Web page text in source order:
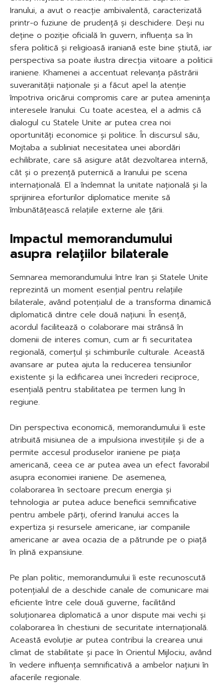
Iranului, a avut o reacție ambivalentă, caracterizată
printr-o fuziune de prudență și deschidere. Deși nu
deține o poziție oficială în guvern, influența sa în
sfera politică și religioasă iraniană este bine știută, iar
perspectiva sa poate ilustra direcția viitoare a politicii
iraniene. Khamenei a accentuat relevanța păstrării
suveranității naționale și a făcut apel la atenție
împotriva oricărui compromis care ar putea amenința
interesele Iranului. Cu toate acestea, el a admis că
dialogul cu Statele Unite ar putea crea noi
oportunități economice și politice. În discursul său,
Mojtaba a subliniat necesitatea unei abordări
echilibrate, care să asigure atât dezvoltarea internă,
cât și o prezență puternică a Iranului pe scena
internațională. El a îndemnat la unitate națională și la
sprijinirea eforturilor diplomatice menite să
îmbunătățească relațiile externe ale țării.
Impactul memorandumului
asupra relațiilor bilaterale
Semnarea memorandumului între Iran și Statele Unite
reprezintă un moment esențial pentru relațiile
bilaterale, având potențialul de a transforma dinamică
diplomatică dintre cele două națiuni. În esență,
acordul facilitează o colaborare mai strânsă în
domenii de interes comun, cum ar fi securitatea
regională, comerțul și schimburile culturale. Această
avansare ar putea ajuta la reducerea tensiunilor
existente și la edificarea unei încrederi reciproce,
esențială pentru stabilitatea pe termen lung în
regiune.
Din perspectiva economică, memorandumului îi este
atribuită misiunea de a impulsiona investițiile și de a
permite accesul produselor iraniene pe piața
americană, ceea ce ar putea avea un efect favorabil
asupra economiei iraniene. De asemenea,
colaborarea în sectoare precum energia și
tehnologia ar putea aduce beneficii semnificative
pentru ambele părți, oferind Iranului acces la
expertiza și resursele americane, iar companiile
americane ar avea ocazia de a pătrunde pe o piață
în plină expansiune.
Pe plan politic, memorandumului îi este recunoscută
potențialul de a deschide canale de comunicare mai
eficiente între cele două guverne, facilitând
soluționarea diplomatică a unor dispute mai vechi și
colaborarea în chestiuni de securitate internațională.
Această evoluție ar putea contribui la crearea unui
climat de stabilitate și pace în Orientul Mijlociu, având
în vedere influența semnificativă a ambelor națiuni în
afacerile regionale.